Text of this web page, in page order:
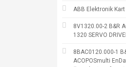
ABB Elektronik Kart
8V1320.00-2 B&R
1320 SERVO
8BAC0120.000-1
ACOPOSmulti